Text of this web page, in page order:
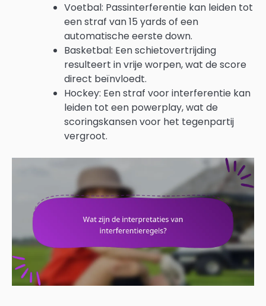
Voetbal: Passinterferentie kan leiden tot
een straf van 15 yards of een
automatische eerste down.
Basketbal: Een schietovertrijding
resulteert in vrije worpen, wat de score
direct beïnvloedt.
Hockey: Een straf voor interferentie kan
leiden tot een powerplay, wat de
scoringskansen voor het tegenpartij
vergroot.